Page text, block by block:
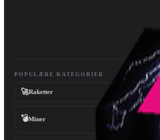
POPULÆRE KATEGORIER
🚀Raketter
💣Miner